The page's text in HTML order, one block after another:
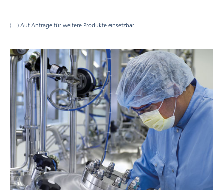
Auf Anfrage für weitere Produkte einsetzbar.